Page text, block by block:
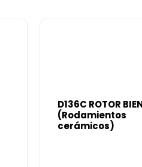
D136C ROTOR
(Rodamientos
cerámicos)